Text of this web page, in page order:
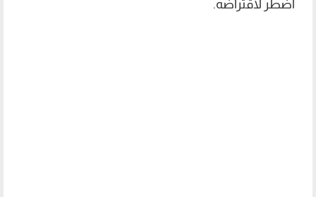
اضطر لاقتراضه.